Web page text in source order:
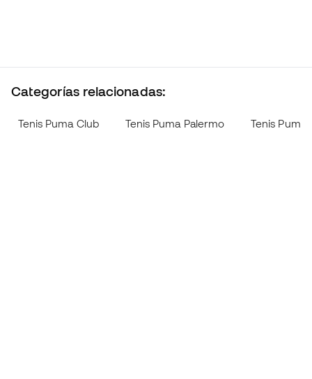
Categorías relacionadas:
Tenis Puma Club Tenis Puma Palermo Tenis Puma